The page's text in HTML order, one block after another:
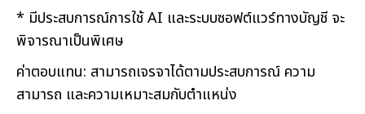
* มีประสบการณ์การใช้ AI และระบบซอฟต์แวร์ทางบัญชี จะ
พิจารณาเป็นพิเศษ
ค่าตอบแทน: สามารถเจรจาได้ตามประสบการณ์ ความ
สามารถ และความเหมาะสมกับตำแหน่ง